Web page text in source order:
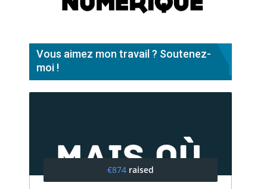
Vous aimez mon travail ? Soutenez-
moi !